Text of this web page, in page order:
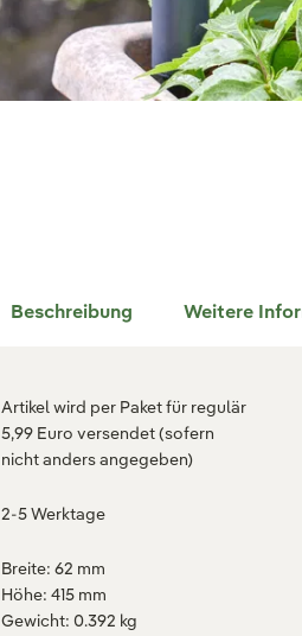
Beschreibung Weitere
Artikel wird per Paket für regulär
5,99 Euro versendet (sofern
nicht anders angegeben)
2-5 Werktage
Breite: 62 mm
Höhe: 415 mm
Gewicht: 0.392 kg